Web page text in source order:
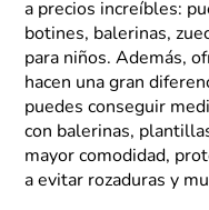
a precios increíbles:
botines, balerinas,
para niños. Además,
hacen una gran
puedes conseguir
con balerinas,
mayor comodidad,
a evitar rozaduras y